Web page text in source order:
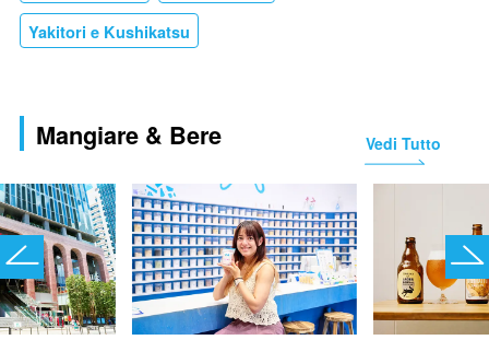
Yakitori e Kushikatsu
Mangiare & Bere Vedi Tutto